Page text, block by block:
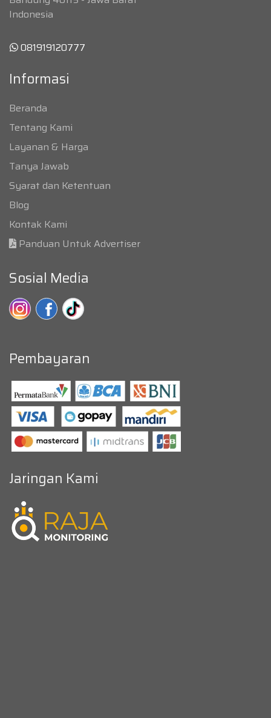
Indonesia
081919120777
Informasi
Beranda
Tentang Kami
Layanan & Harga
Tanya Jawab
Syarat dan Ketentuan
Blog
Kontak Kami
Panduan Untuk Advertiser
Sosial Media
Pembayaran
Jaringan Kami